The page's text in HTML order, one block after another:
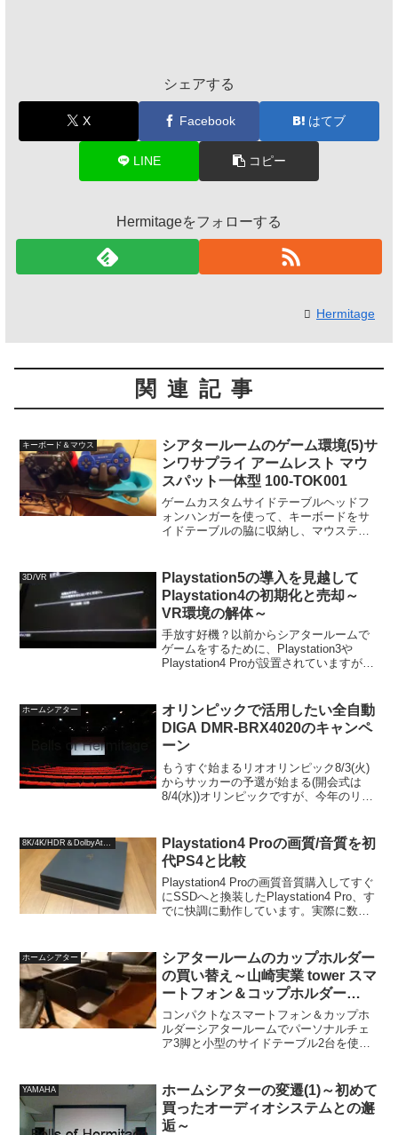
シェアする
X Facebook はてブ
LINE コピー
Hermitageをフォローする
Hermitage
関連記事
キーボード＆マウス
シアタールームのゲーム環境(5)サ
ンワサプライ アームレスト マウ
スパット一体型 100-TOK001
ゲームカスタムサイドテーブルヘッドフ
ォンハンガーを使って、キーボードをサ
イドテーブルの脇に収納し、マウステー
イヤレスコントローラ向けに電源タップ
を用意して、ケーブルトレ...
3D/VR
Playstation5の導入を見越して
Playstation4の初期化と売却～
VR環境の解体～
手放す好機？以前からシアタールームで
ゲームをするために、Playstation3や
Playstation4 Proが設置されていますが、
Playstaion4とPlaysta...
ホームシアター
オリンピックで活用したい全自動
DIGA DMR-BRX4020のキャンペ
ーン
もうすぐ始まるリオオリンピック8/3(火)
からサッカーの予選が始まる(開会式は
8/4(水))オリンピックですが、今年のリオ
すよね。好きな競技はダイジェストでは
なくてでき...
Playstation4 Proの画質/音質を初
代PS4と比較
Playstation4 Proの画質音質購入してすぐ
にSSDへと換装したPlaystation4 Pro、す
でに快調に動作しています。実際に数時
従来のP...
ホームシアター
シアタールームのカップホルダー
の買い替え～山崎実業 tower スマ
ートフォン＆コップホルダー
(1639)
コンパクトなスマートフォン＆カップホ
ルダーシアタールームでパーソナルチェ
ア3脚と小型のサイドテーブル2台を使用
サイドテーブルをサンワサプライ 100-
DESKH057M...
YAMAHA
ホームシアターの変遷(1)～初めて
買ったオーディオシステムとの邂
逅～